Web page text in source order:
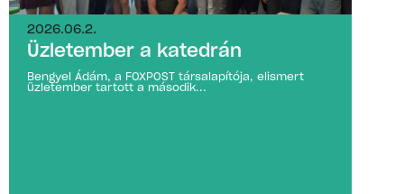
2026.06.2.
Üzletember a katedrán
Bengyel Ádám, a FOXPOST társalapítója, elismert
üzletember tartott a második...